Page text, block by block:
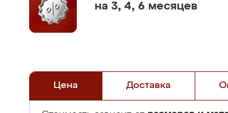
на 3, 4, 6 месяцев
Цена Доставка